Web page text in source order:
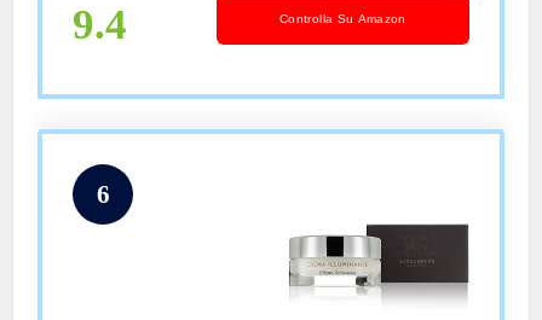
9.4 Controlla Su Amazon
6